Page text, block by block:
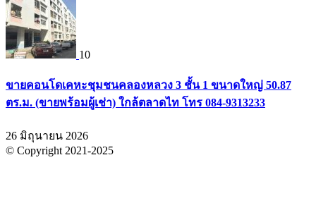
10
ขายคอนโดเคหะชุมชนคลองหลวง 3 ชั้น 1 ขนาดใหญ่ 50.87
ตร.ม. (ขายพร้อมผู้เช่า) ใกล้ตลาดไท โทร 084-9313233
26 มิถุนายน 2026
© Copyright 2021-2025